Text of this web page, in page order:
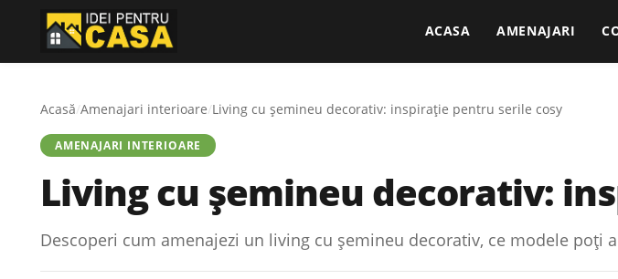
ACASA AMENAJARI
Acasă/Amenajari interioare/Living cu șemineu decorativ: inspirație pentru serile cosy
AMENAJARI INTERIOARE
Living cu șemineu decorativ:
Descoperi cum amenajezi un living cu șemineu decorativ, ce modele poți